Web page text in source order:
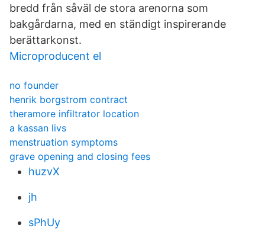
bredd från såväl de stora arenorna som
bakgårdarna, med en ständigt inspirerande
berättarkonst.
Microproducent el
no founder
henrik borgstrom contract
theramore infiltrator location
a kassan livs
menstruation symptoms
grave opening and closing fees
huzvX
jh
sPhUy